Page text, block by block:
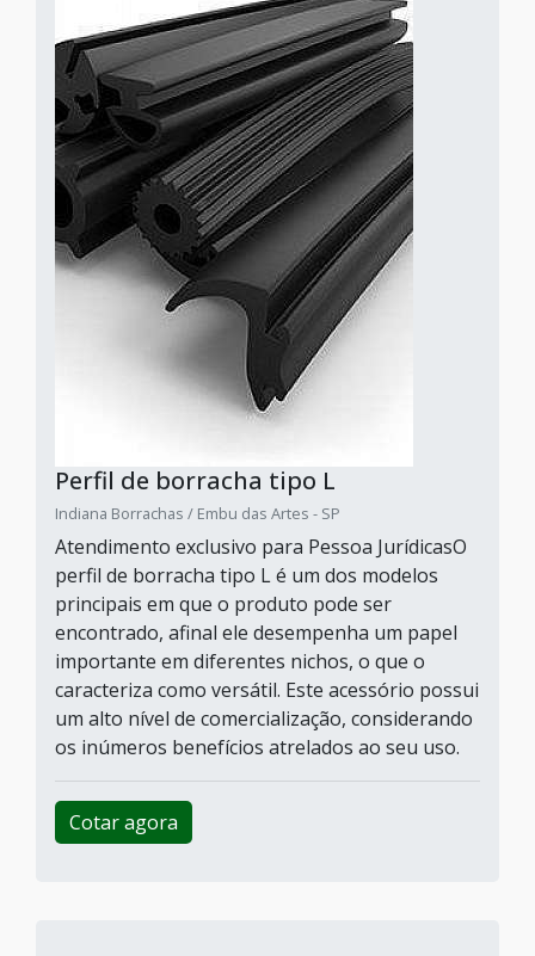
Perfil de borracha tipo L
Indiana Borrachas / Embu das Artes - SP
Atendimento exclusivo para Pessoa JurídicasO
perfil de borracha tipo L é um dos modelos
principais em que o produto pode ser
encontrado, afinal ele desempenha um papel
importante em diferentes nichos, o que o
caracteriza como versátil. Este acessório possui
um alto nível de comercialização, considerando
os inúmeros benefícios atrelados ao seu uso.
Cotar agora